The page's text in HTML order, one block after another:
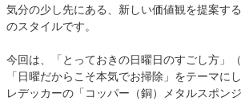
気分の少し先にある、新しい価値観を提案す
のスタイルです。
今回は、「とっておきの日曜日のすごし方」
「日曜だからこそ本気でお掃除」をテーマに
レデッカーの「コッパー（銅）メタルスポン